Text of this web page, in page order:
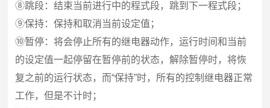
⑧跳段：结束当前进行中的程式段，跳到下一程式段；
⑨保持：保持和取消当前设定值；
⑩暂停：将会停止所有的继电器动作，运行时间和当前
的设定值一起停留在暂停前的状态，解除暂停时，将恢
复之前的运行状态，而“保持”时，所有的控制继电器正常
工作，但是不计时；